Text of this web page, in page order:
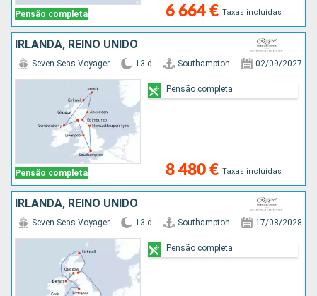
Pensão completa 6 664 € Taxas incluídas
IRLANDA, REINO UNIDO
Pensão completa
Seven Seas Voyager 13 d Southampton 02/09/2027
8 480 € Taxas incluídas
Pensão completa
IRLANDA, REINO UNIDO
Seven Seas Voyager 13 d Southampton 17/08/2028
Pensão completa